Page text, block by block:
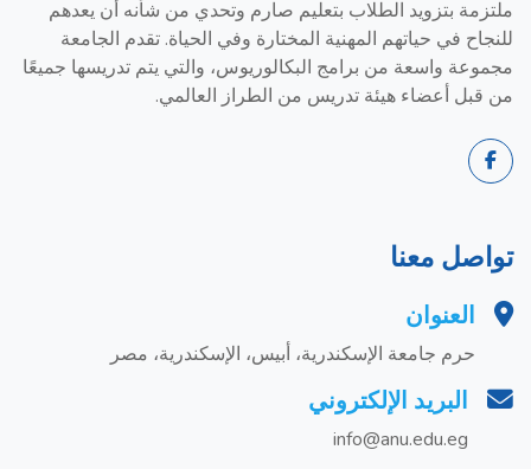
ملتزمة بتزويد الطلاب بتعليم صارم وتحدي من شأنه أن يعدهم
للنجاح في حياتهم المهنية المختارة وفي الحياة. تقدم الجامعة
مجموعة واسعة من برامج البكالوريوس، والتي يتم تدريسها جميعًا
من قبل أعضاء هيئة تدريس من الطراز العالمي.
تواصل معنا
العنوان
حرم جامعة الإسكندرية، أبيس، الإسكندرية، مصر
البريد الإلكتروني
info@anu.edu.eg